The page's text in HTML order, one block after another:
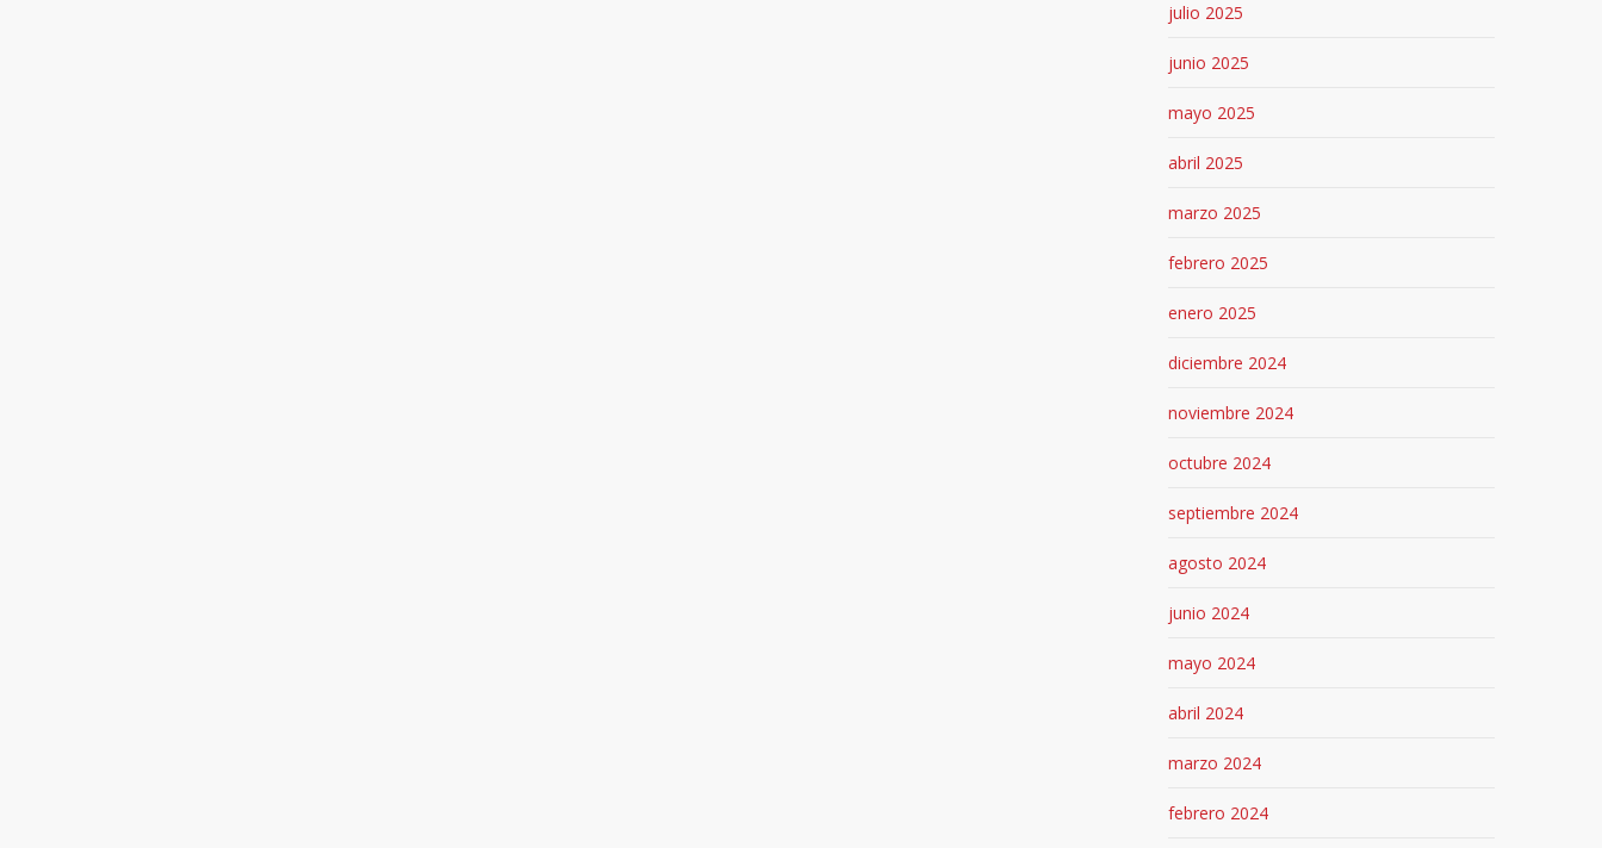
julio 2025
junio 2025
mayo 2025
abril 2025
marzo 2025
febrero 2025
enero 2025
diciembre 2024
noviembre 2024
octubre 2024
septiembre 2024
agosto 2024
junio 2024
mayo 2024
abril 2024
marzo 2024
febrero 2024